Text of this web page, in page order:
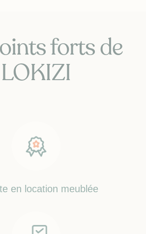
forts de
LOKIZI
en location meublée